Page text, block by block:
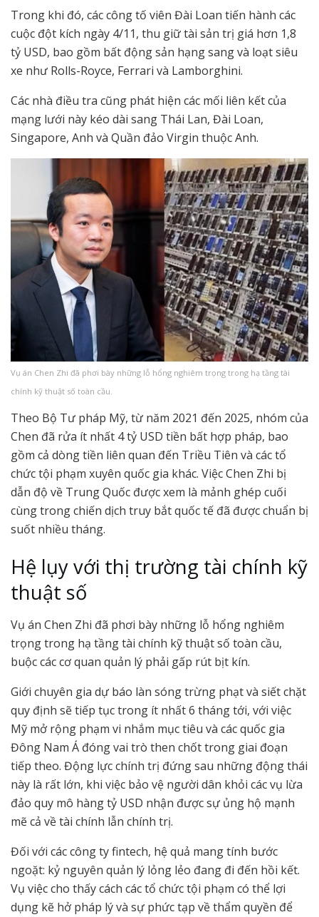
Trong khi đó, các công tố viên Đài Loan tiến hành các
cuộc đột kích ngày 4/11, thu giữ tài sản trị giá hơn 1,8
tỷ USD, bao gồm bất động sản hạng sang và loạt siêu
xe như Rolls-Royce, Ferrari và Lamborghini.
Các nhà điều tra cũng phát hiện các mối liên kết của
mạng lưới này kéo dài sang Thái Lan, Đài Loan,
Singapore, Anh và Quần đảo Virgin thuộc Anh.
Vụ án Chen Zhi đã phơi bày những lỗ hổng nghiêm trọng trong hạ tầng tài
chính kỹ thuật số toàn cầu.
Theo Bộ Tư pháp Mỹ, từ năm 2021 đến 2025, nhóm của
Chen đã rửa ít nhất 4 tỷ USD tiền bất hợp pháp, bao
gồm cả dòng tiền liên quan đến Triều Tiên và các tổ
chức tội phạm xuyên quốc gia khác. Việc Chen Zhi bị
dẫn độ về Trung Quốc được xem là mảnh ghép cuối
cùng trong chiến dịch truy bắt quốc tế đã được chuẩn bị
suốt nhiều tháng.
Hệ lụy với thị trường tài chính kỹ
thuật số
Vụ án Chen Zhi đã phơi bày những lỗ hổng nghiêm
trọng trong hạ tầng tài chính kỹ thuật số toàn cầu,
buộc các cơ quan quản lý phải gấp rút bịt kín.
Giới chuyên gia dự báo làn sóng trừng phạt và siết chặt
quy định sẽ tiếp tục trong ít nhất 6 tháng tới, với việc
Mỹ mở rộng phạm vi nhắm mục tiêu và các quốc gia
Đông Nam Á đóng vai trò then chốt trong giai đoạn
tiếp theo. Động lực chính trị đứng sau những động thái
này là rất lớn, khi việc bảo vệ người dân khỏi các vụ lừa
đảo quy mô hàng tỷ USD nhận được sự ủng hộ mạnh
mẽ cả về tài chính lẫn chính trị.
Đối với các công ty fintech, hệ quả mang tính bước
ngoặt: kỷ nguyên quản lý lỏng lẻo đang đi đến hồi kết.
Vụ việc cho thấy cách các tổ chức tội phạm có thể lợi
dụng kẽ hở pháp lý và sự phức tạp về thẩm quyền để